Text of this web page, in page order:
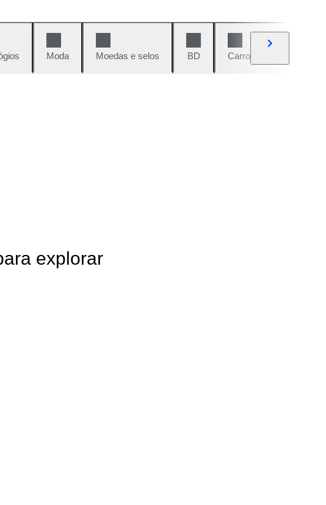
Moda Moedas e selos BD Carros e motos
explorar